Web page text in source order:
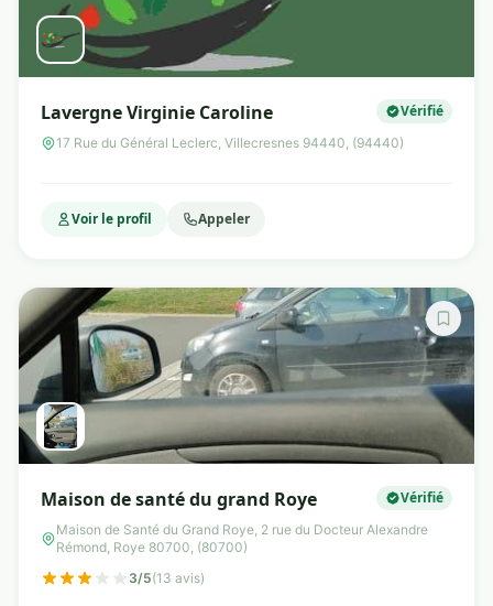
Lavergne Virginie Caroline Vérifié
17 Rue du Général Leclerc, Villecresnes 94440, (94440)
Voir le profil Appeler
Maison de santé du grand Roye Vérifié
Maison de Santé du Grand Roye, 2 rue du Docteur Alexandre
Rémond, Roye 80700, (80700)
3/5(13 avis)